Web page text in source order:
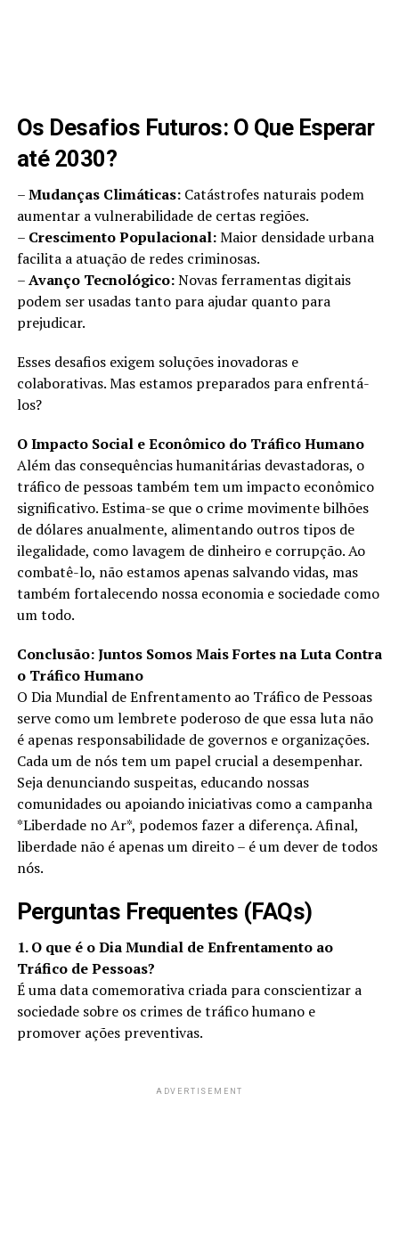
Os Desafios Futuros: O Que Esperar
até 2030?
–Mudanças Climáticas:Catástrofes naturais podem
aumentar a vulnerabilidade de certas regiões.
– Crescimento Populacional:Maior densidade urbana
facilita a atuação de redes criminosas.
–Avanço Tecnológico:Novas ferramentas digitais
podem ser usadas tanto para ajudar quanto para
prejudicar.
Esses desafios exigem soluções inovadoras e
colaborativas. Mas estamos preparados para enfrentá-
los?
O Impacto Social e Econômico do Tráfico Humano
Além das consequências humanitárias devastadoras, o
tráfico de pessoas também tem um impacto econômico
significativo. Estima-se que o crime movimente bilhões
de dólares anualmente, alimentando outros tipos de
ilegalidade, como lavagem de dinheiro e corrupção. Ao
combatê-lo, não estamos apenas salvando vidas, mas
também fortalecendo nossa economia e sociedade como
um todo.
Conclusão: Juntos Somos Mais Fortes na Luta Contra
o Tráfico Humano
O Dia Mundial de Enfrentamento ao Tráfico de Pessoas
serve como um lembrete poderoso de que essa luta não
é apenas responsabilidade de governos e organizações.
Cada um de nós tem um papel crucial a desempenhar.
Seja denunciando suspeitas, educando nossas
comunidades ou apoiando iniciativas como a campanha
*Liberdade no Ar*, podemos fazer a diferença. Afinal,
liberdade não é apenas um direito – é um dever de todos
nós.
Perguntas Frequentes (FAQs)
1. O que é o Dia Mundial de Enfrentamento ao
Tráfico de Pessoas?
É uma data comemorativa criada para conscientizar a
sociedade sobre os crimes de tráfico humano e
promover ações preventivas.
ADVERTISEMENT